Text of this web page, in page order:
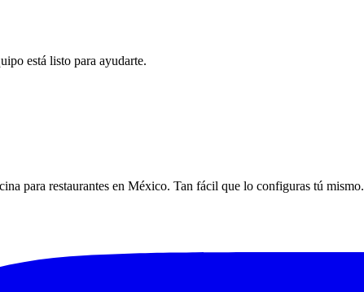
está listo para ayudarte.
para restaurantes en México. Tan fácil que lo configuras tú mismo.